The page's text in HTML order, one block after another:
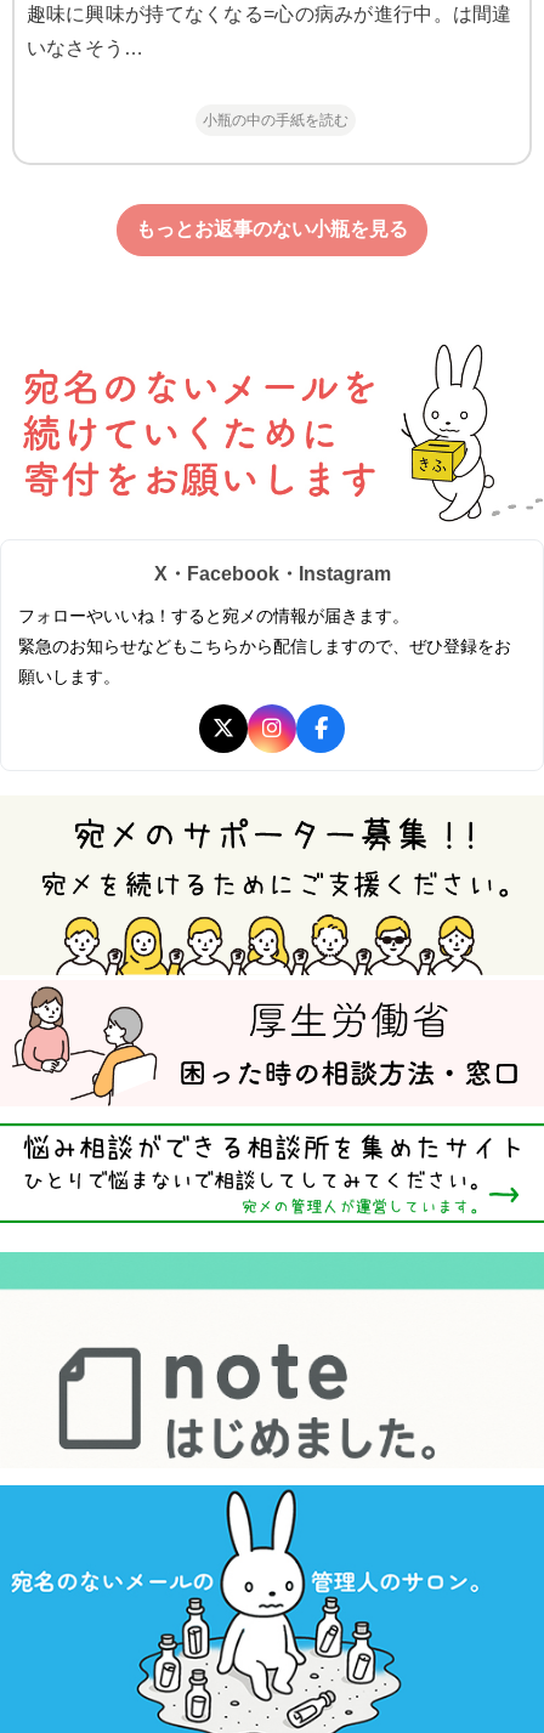
趣味に興味が持てなくなる=心の病みが進行中。は間違
いなさそう…
小瓶の中の手紙を読む
もっとお返事のない小瓶を見る
X・Facebook・Instagram
フォローやいいね！すると宛メの情報が届きます。
緊急のお知らせなどもこちらから配信しますので、ぜひ登録をお
願いします。